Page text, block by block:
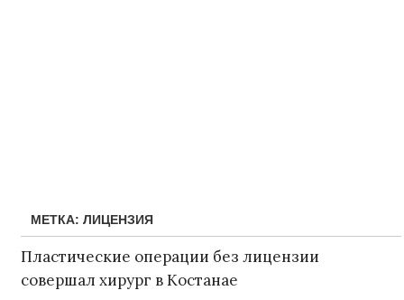
МЕТКА: ЛИЦЕНЗИЯ
Пластические операции без лицензии
совершал хирург в Костанае